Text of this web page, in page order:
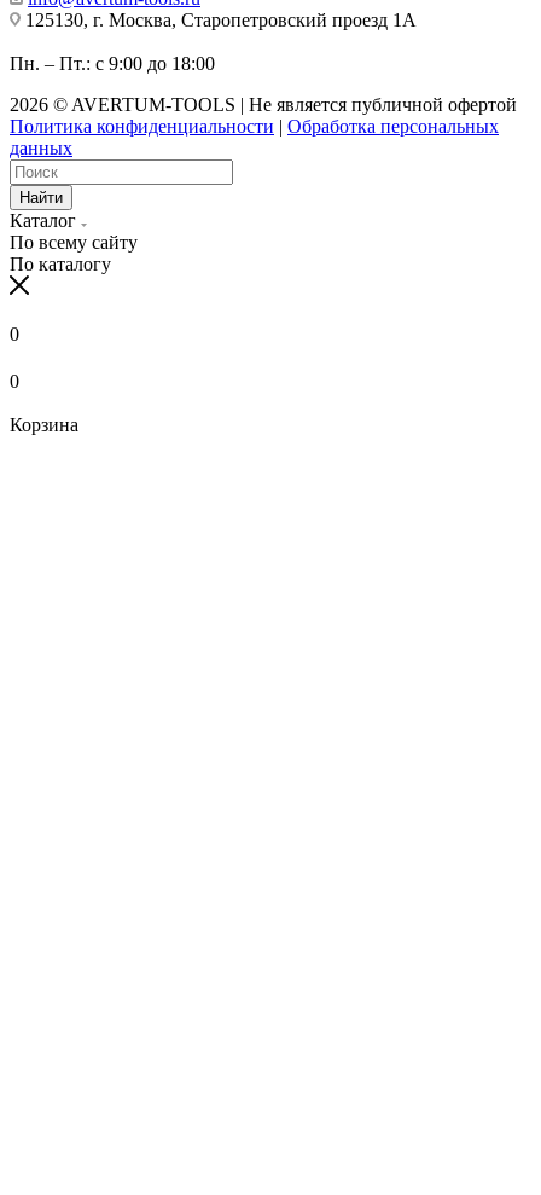
125130, г. Москва, Старопетровский проезд 1А
Пн. – Пт.: с 9:00 до 18:00
2026 © AVERTUM-TOOLS | Не является публичной офертой
Политика конфиденциальности | Обработка персональных
данных
Найти
Каталог
По всему сайту
По каталогу
0
0
Корзина